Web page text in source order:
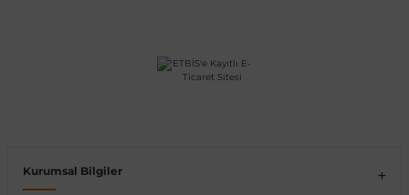
Kurumsal Bilgiler